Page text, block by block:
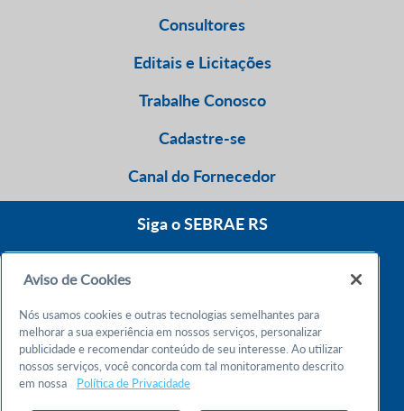
Consultores
Editais e Licitações
Trabalhe Conosco
Cadastre-se
Canal do Fornecedor
Siga o SEBRAE RS
Atendimento 24h
Chame no WhatsApp
Aviso de Cookies
Nós usamos cookies e outras tecnologias semelhantes para
melhorar a sua experiência em nossos serviços, personalizar
publicidade e recomendar conteúdo de seu interesse. Ao utilizar
nossos serviços, você concorda com tal monitoramento descrito
em nossa
Política de Privacidade